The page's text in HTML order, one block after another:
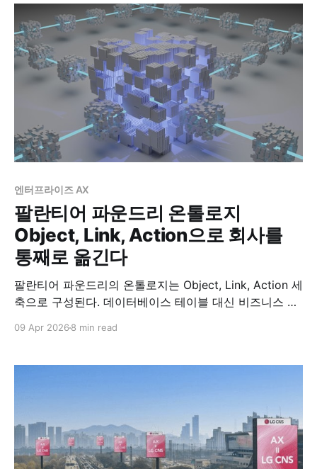
엔터프라이즈 AX
팔란티어 파운드리 온톨로지
Object, Link, Action으로 회사를
통째로 옮긴다
팔란티어 파운드리의 온톨로지는 Object, Link, Action 세
축으로 구성된다. 데이터베이스 테이블 대신 비즈니스 언
례로 풀어본다.
09 Apr 2026 8 min read